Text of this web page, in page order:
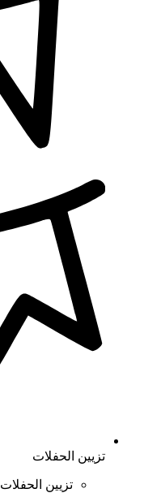
تزيين الحفلات
تزيين الحفلات